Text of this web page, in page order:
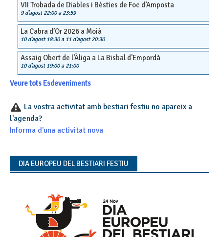
VII Trobada de Diables i Bèsties de Foc d’Amposta
9 d'agost 22:00a 23:59
La Cabra d’Or 2026 a Moià
10 d'agost 18:30a 11 d'agost 20:30
Assaig Obert de l’Àliga a La Bisbal d’Empordà
10 d'agost 19:00a 21:00
Veure tots Esdeveniments
La vostra activitat amb bestiari festiu no apareix a
l'agenda?
Informa d'una activitat nova
DIA EUROPEU DEL BESTIARI FESTIU